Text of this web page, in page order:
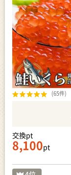
(65件)
交換pt
8,100pt